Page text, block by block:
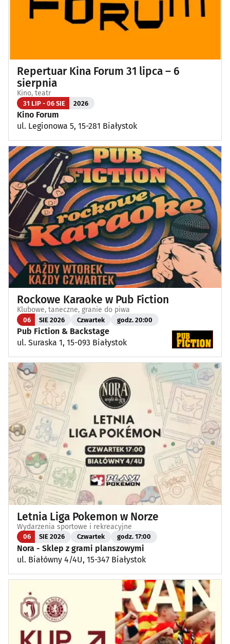
Repertuar Kina Forum 31 lipca – 6
sierpnia
Kino, teatr
31 LIP - 06 SIE 2026
Kino Forum
ul. Legionowa 5, 15-281 Białystok
Rockowe Karaoke w Pub Fiction
Klubowe, taneczne, granie do piwa
06 SIE 2026 Czwartek godz. 20:00
Pub Fiction & Backstage
ul. Suraska 1, 15-093 Białystok
Letnia Liga Pokemon w Norze
Wydarzenia sportowe i rekreacyjne
06 SIE 2026 Czwartek godz. 17:00
Nora - Sklep z grami planszowymi
ul. Białówny 4/4U, 15-347 Białystok